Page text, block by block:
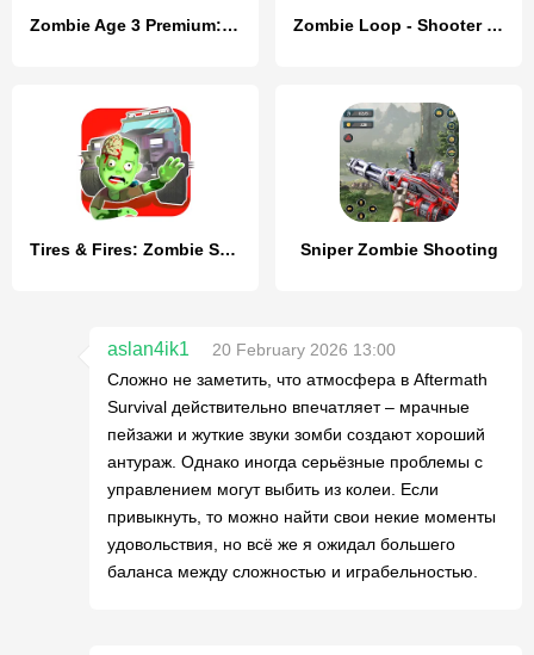
Zombie Age 3 Premium: Survival Zombie Loop - Shooter survival
Tires & Fires: Zombie Survival Sniper Zombie Shooting
aslan4ik1
20 February 2026 13:00
Сложно не заметить, что атмосфера в Aftermath
Survival действительно впечатляет – мрачные
пейзажи и жуткие звуки зомби создают хороший
антураж. Однако иногда серьёзные проблемы с
управлением могут выбить из колеи. Если
привыкнуть, то можно найти свои некие моменты
удовольствия, но всё же я ожидал большего
баланса между сложностью и играбельностью.